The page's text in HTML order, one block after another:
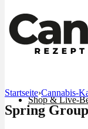
Shop & Live-
Startseite›Cannabis-
Spring